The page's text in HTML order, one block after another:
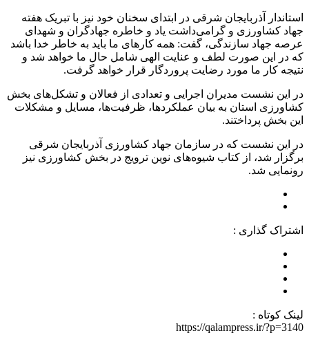
استاندار آذربایجان شرقی در ابتدای سخنان خود نیز با تبریک هفته
جهاد کشاورزی و گرامی‌داشت یاد و خاطره جهادگران و شهدای
عرصه جهاد سازندگی، گفت: همه کارهای ما باید به خاطر خدا باشد
که در این صورت لطف و عنایت الهی شامل حال ما خواهد شد و
نتیجه کار ما مورد رضایت پروردگار قرار خواهد گرفت.
در این نشست مدیران اجرایی و تعدادی از فعالان و تشکل‌های بخش
کشاورزی استان به بیان عملکردها، ظرفیت‌ها، مسایل و مشکلات
این بخش پرداختند.
در این نشست که در سازمان جهاد کشاورزی آذربایجان شرقی
برگزار شد، از کتاب شیوه‌های نوین ترویج در بخش کشاورزی نیز
رونمایی شد.
اشتراک گذاری :
لینک کوتاه :
https://qalampress.ir/?p=3140